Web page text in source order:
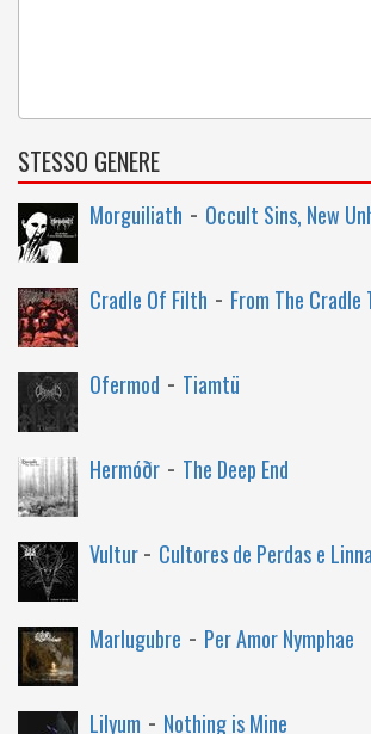
STESSO GENERE
Morguiliath - Occult Sins, New
Cradle Of Filth - From The Cradle
Ofermod - Tiamtü
Hermóðr - The Deep End
Vultur- Cultores de Perdas e Linna
Marlugubre - Per Amor Nymphae
Lilyum - Nothing is Mine